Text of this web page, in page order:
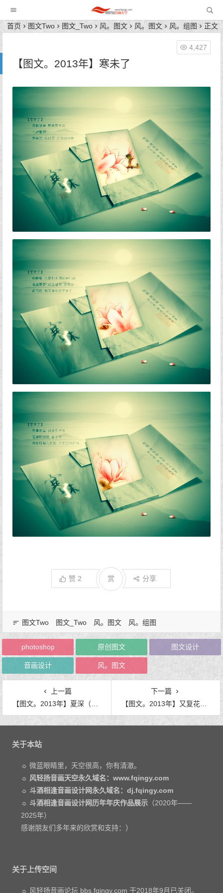
首页 图文Two 图文_Two 风。图文 风。图文 风。组图 正文
【图文。2013年】寒未了
4,427
图文Two 图文_Two 风。图文 风。组图
赞 2 分享
赏
photoshop 原创图文 图文设计
音画设计 风。图文
上一篇
【图文。2013年】夏深（文：云水幽梦）
下一篇
【图文。2013年】又复花红（文：花落）
关于本站
☼ 微蓝眼睛里，天空很高，你有清澈。
☼ 风轻扬音画天空永久域名：www.fqingy.com
☼ 斗酒相逢音画设计网永久域名：dj.fqingy.com
☼ 斗酒相逢音画设计网历年年庆作品展示 （2020年——
2025年）
感谢朋友们多年来的欣赏和支持：）
关于上传空间
☼ 风轻扬音画论坛 bbs.fqingy.com 于2018年9月已关闭。